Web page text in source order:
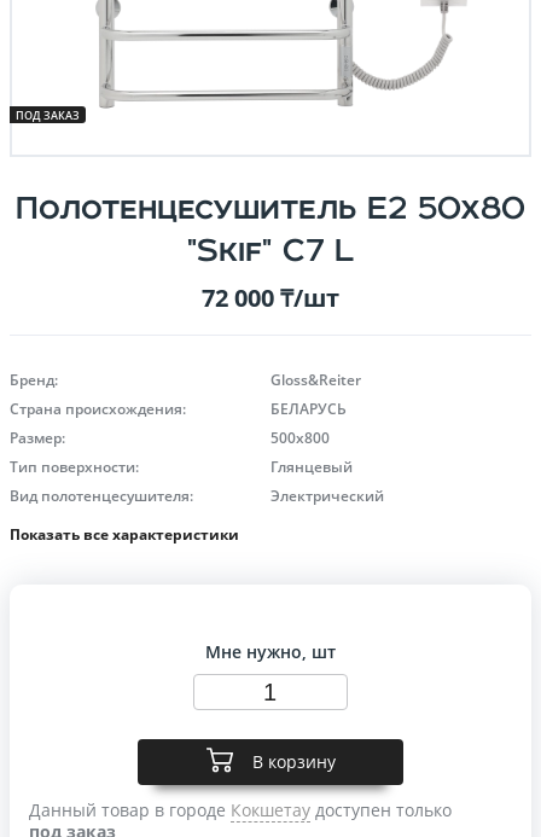
ПОД ЗАКАЗ
Полотенцесушитель E2 50x80
"Skif" C7 L
72 000 ₸/шт
Бренд:
Gloss&Reiter
Страна происхождения:
БЕЛАРУСЬ
Размер:
500х800
Тип поверхности:
Глянцевый
Вид полотенцесушителя:
Электрический
Показать все характеристики
Мне нужно, шт
В корзину
Данный товар в городе Кокшетау доступен только
под заказ